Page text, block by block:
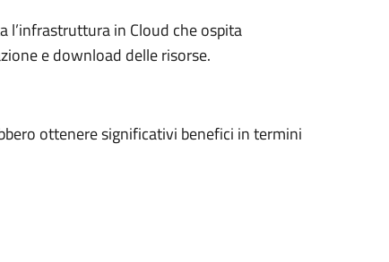
in Cloud che ospita
e download delle risorse.
ottenere significativi benefici in termini